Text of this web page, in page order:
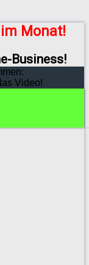
Monat!
Business!
Video!